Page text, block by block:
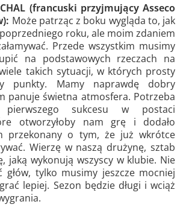
(francuski przyjmujący Asseco
Może patrząc z boku wygląda to, jak
roku, ale moim zdaniem
Przede wszystkim musimy
na podstawowych rzeczach na
takich sytuacji, w których prosty
punkty. Mamy naprawdę dobry
panuje świetna atmosfera. Potrzeba
sukcesu w postaci
otworzyłoby nam grę i dodało
przekonany o tym, że już wkrótce
Wierzę w naszą drużynę, sztab
jaką wykonują wszyscy w klubie. Nie
głów, tylko musimy jeszcze mocniej
lepiej. Sezon będzie długi i wciąż